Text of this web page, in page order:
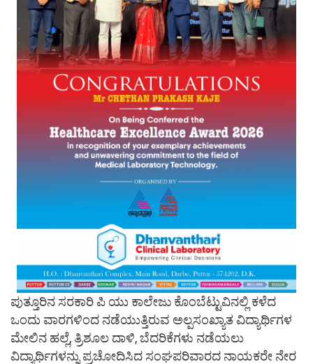
ಪುತ್ತೂರಿನ ಸರಕಾರಿ ಪಿ ಯು ಕಾಲೇಜು ಕೊಂಬೆಟ್ಟುವಿನಲ್ಲಿ ಕಳೆದ
ಒಂದು ವಾರಗಳಿಂದ ನಡೆಯುತ್ತಿರುವ ಅಲ್ಪಸಂಖ್ಯಾತ ವಿದ್ಯಾರ್ಥಿಗಳ
ಮೇಲಿನ ಹಲ್ಲೆ, ತ್ರಿಶೂಲ ದಾಳಿ, ಬೆದರಿಕೆಗಳು ನಡೆಯಲು
ವಿದ್ಯಾರ್ಥಿಗಳನ್ನು ಪ್ರಚೋದಿಸಿದ ಸಂಘಪರಿವಾರದ ನಾಯಕರೇ ನೇರ